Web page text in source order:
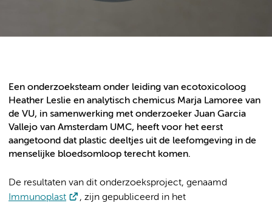
Een onderzoeksteam onder leiding van ecotoxicoloog
Heather Leslie en analytisch chemicus Marja Lamoree van
de VU, in samenwerking met onderzoeker Juan Garcia
Vallejo van Amsterdam UMC, heeft voor het eerst
aangetoond dat plastic deeltjes uit de leefomgeving in de
menselijke bloedsomloop terecht komen.
De resultaten van dit onderzoeksproject, genaamd
Immunoplast
, zijn gepubliceerd in het